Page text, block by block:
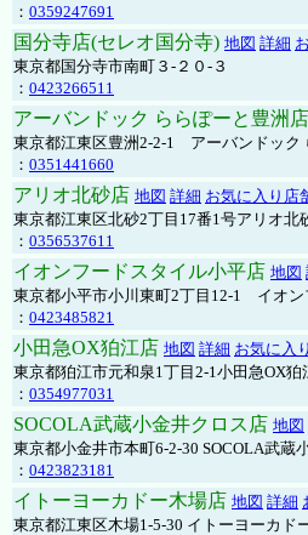
： 0359247691
国分寺店(セレオ国分寺) 地図 詳細
東京都国分寺市南町３-２０-３
： 0423266511
アーバンドック ららぽーと豊洲店
東京都江東区豊洲2-2-1 アーバンドッ
： 0351441660
アリオ北砂店 地図 詳細 お気に入り店
東京都江東区北砂2丁目17番1号アリオ北
： 0356537611
イオンフードスタイル小平店 地図
東京都小平市小川東町2丁目12-1 イオン
： 0423485821
小田急OX狛江店 地図 詳細 お気に入
東京都狛江市元和泉1丁目2-1小田急OX狛
： 0354977031
SOCOLA武蔵小金井クロス店 地図
東京都小金井市本町6-2-30 SOCOLA武蔵
： 0423823181
イトーヨーカドー木場店 地図 詳細
東京都江東区木場1-5-30 イトーヨーカド